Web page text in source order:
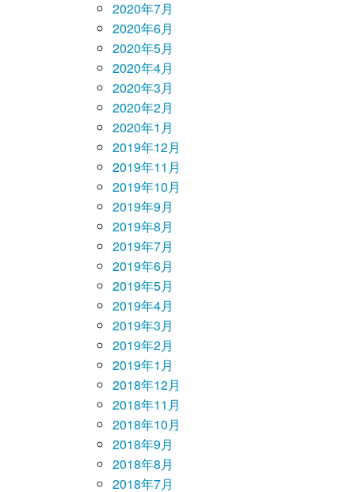
2020年7月
2020年6月
2020年5月
2020年4月
2020年3月
2020年2月
2020年1月
2019年12月
2019年11月
2019年10月
2019年9月
2019年8月
2019年7月
2019年6月
2019年5月
2019年4月
2019年3月
2019年2月
2019年1月
2018年12月
2018年11月
2018年10月
2018年9月
2018年8月
2018年7月